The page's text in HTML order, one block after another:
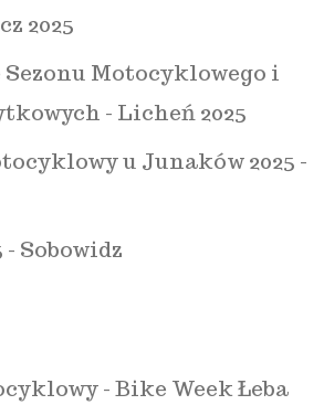
2025
Motocyklowego i
- Licheń 2025
u Junaków 2025 -
Sobowidz
- Bike Week Łeba